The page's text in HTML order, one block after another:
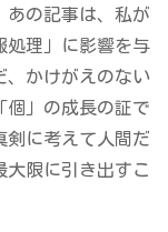
あの記事は、私が
処理」に影響を与
、かけがえのない
個」の成長の証で
剣に考えて人間だ
限に引き出すこ